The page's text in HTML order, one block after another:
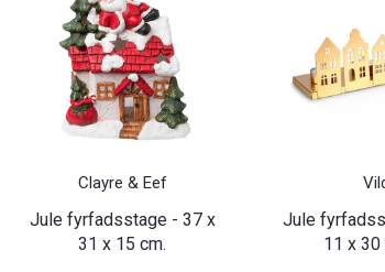
Clayre & Eef
Jule fyrfadsstage - 37 x
31 x 15 cm.
Jule
11 x 30